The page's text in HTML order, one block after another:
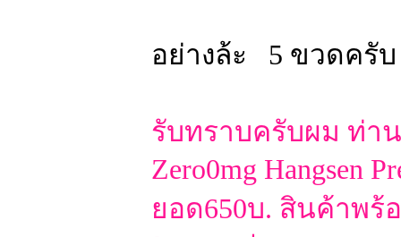
อย่างล้ะ 5 ขวดครับ
รับทราบครับผม ท่าน
Zero0mg Hangsen
ยอด650บ. สินค้าพร้